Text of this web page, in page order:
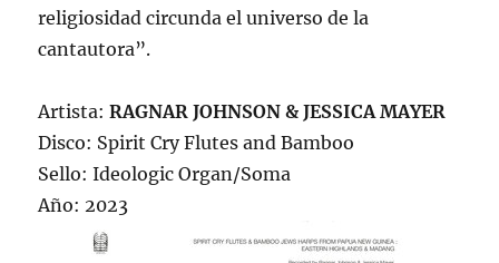
religiosidad circunda el universo de la
cantautora”.
Artista:RAGNAR JOHNSON & JESSICA MAYER
Disco: Spirit Cry Flutes and Bamboo
Sello: Ideologic Organ/Soma
Año: 2023